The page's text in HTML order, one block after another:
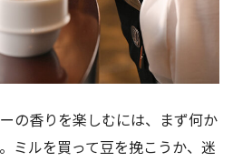
の香りを楽しむには、まず何か
ミルを買って豆を挽こうか、迷